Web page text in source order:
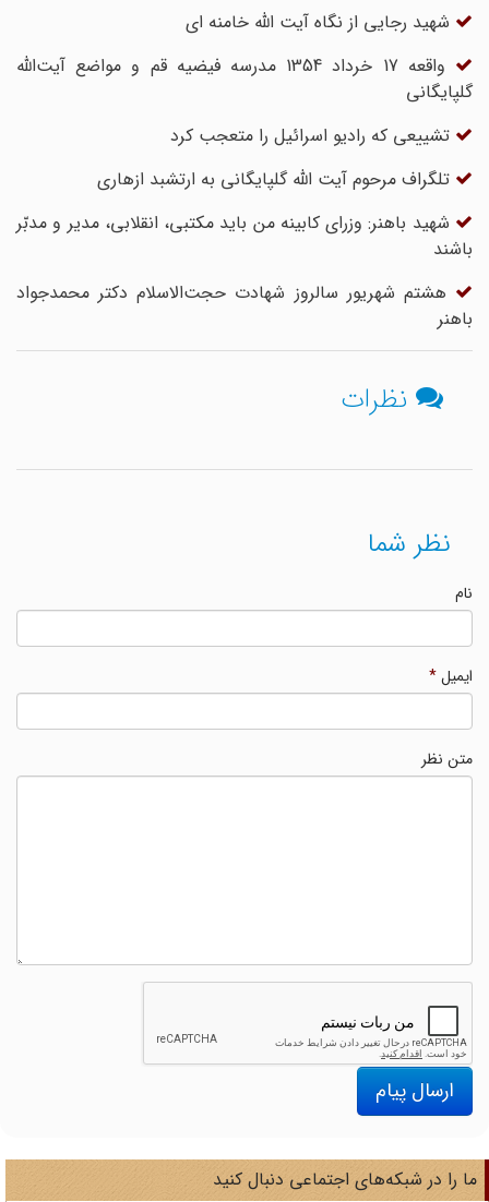
شهید رجایی از نگاه آیت الله خامنه ای
واقعه 17 خرداد 1354 مدرسه فیضیه قم و مواضع آیت‌الله
گلپایگانی
تشییعی که رادیو اسرائیل را متعجب کرد
تلگراف مرحوم آیت الله گلپایگانی به ارتشبد ازهاری
شهید باهنر: وزرای کابینه من باید مکتبی، انقلابی، مدیر و مدبّر
باشند
هشتم شهریور سالروز شهادت حجت‌الاسلام دکتر محمدجواد
باهنر
نظرات
نظر شما
ایمیل*
متن نظر
ارسال پیام
را در شبکه‌های اجتماعی دنبال کنید